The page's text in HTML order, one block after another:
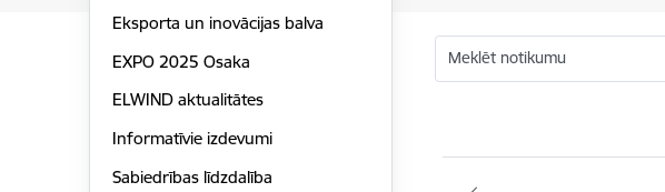
Eksporta un inovācijas balva
EXPO 2025 Osaka
ELWIND aktualitātes
Informatīvie izdevumi
Sabiedrības līdzdalība
Meklēt notikumu